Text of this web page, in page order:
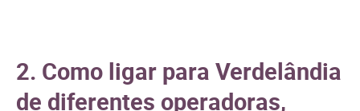
2. Como ligar para Verdelândia
de diferentes operadoras,